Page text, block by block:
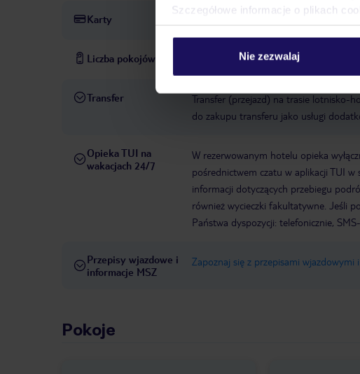
Szczegółowe informacje o plikach
Nie zezwalaj
Karty
Liczba pokojów
Transfer
Transfer (przejazd) na trasie lotnisko-
do zakupu transferu jako usługi
Opieka TUI na
wakacjach 24/7
W rezerwowanym hotelu opieka
pośrednictwem czatu w aplikacji TUI
informacji dotyczących przebiegu
również wycieczki fakultatywne. Jeśli
Państwa dyspozycji: telefonicznie,
Przepisy wjazdowe i
informacje MSZ
Zapoznaj się z przepisami
Pokoje